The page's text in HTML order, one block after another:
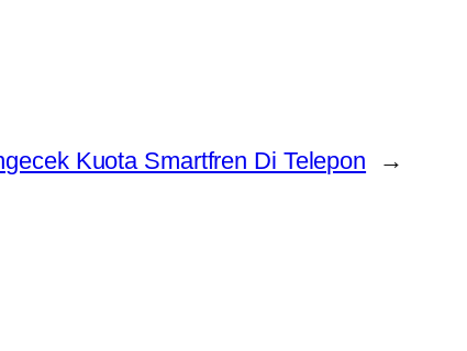
Kuota Smartfren Di Telepon →